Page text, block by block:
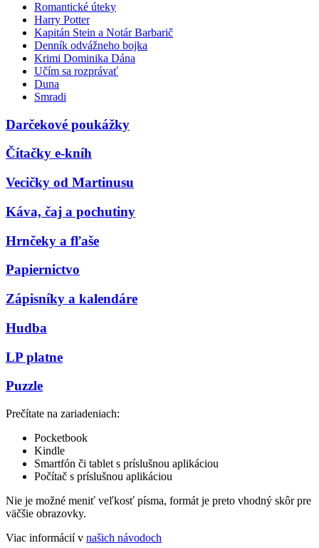
Romantické úteky
Harry Potter
Kapitán Stein a Notár Barbarič
Denník odvážneho bojka
Krimi Dominika Dána
Učím sa rozprávať
Duna
Smradi
Darčekové poukážky
Čítačky e-kníh
Vecičky od Martinusu
Káva, čaj a pochutiny
Hrnčeky a fľaše
Papiernictvo
Zápisníky a kalendáre
Hudba
LP platne
Puzzle
Prečítate na zariadeniach:
Pocketbook
Kindle
Smartfón či tablet s príslušnou aplikáciou
Počítač s príslušnou aplikáciou
Nie je možné meniť veľkosť písma, formát je preto vhodný skôr pre
väčšie obrazovky.
Viac informácií v našich návodoch